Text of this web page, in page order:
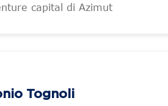
capital di Azimut
Tognoli